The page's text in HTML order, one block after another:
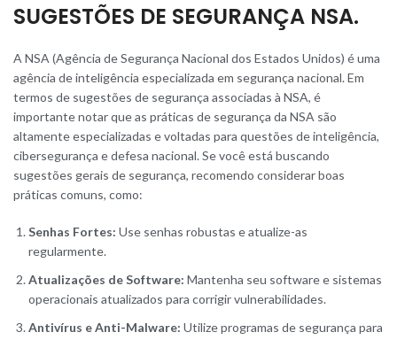
SUGESTÕES DE SEGURANÇA NSA.
A NSA (Agência de Segurança Nacional dos Estados Unidos) é uma
agência de inteligência especializada em segurança nacional. Em
termos de sugestões de segurança associadas à NSA, é
importante notar que as práticas de segurança da NSA são
altamente especializadas e voltadas para questões de inteligência,
cibersegurança e defesa nacional. Se você está buscando
sugestões gerais de segurança, recomendo considerar boas
práticas comuns, como:
Senhas Fortes: Use senhas robustas e atualize-as
regularmente.
Atualizações de Software: Mantenha seu software e sistemas
operacionais atualizados para corrigir vulnerabilidades.
Antivírus e Anti-Malware: Utilize programas de segurança para